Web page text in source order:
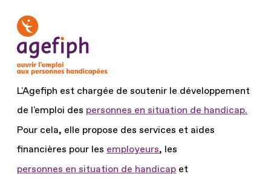
L'Agefiph est chargée de soutenir le développement
de l'emploi des personnes en situation de handicap.
Pour cela, elle propose des services et aides
financières pour les employeurs, les
personnes en situation de handicap et